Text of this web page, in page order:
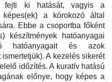
fejti ki hatását, vagyis a
képes(ek) a kórokozó által
Ebbe a csoportba főként
készítmények hatóanyagai
hatóanyagait és azok
ismertetjük). A kezelés sikerét
időzítés. A kuratív hatású
előnye, hogy képes a